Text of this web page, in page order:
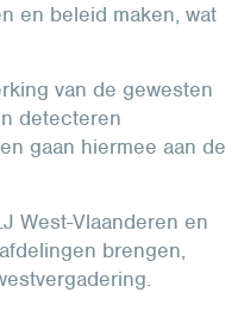
en beleid maken, wat
van de gewesten
detecteren
gaan hiermee aan de
West-Vlaanderen en
brengen,